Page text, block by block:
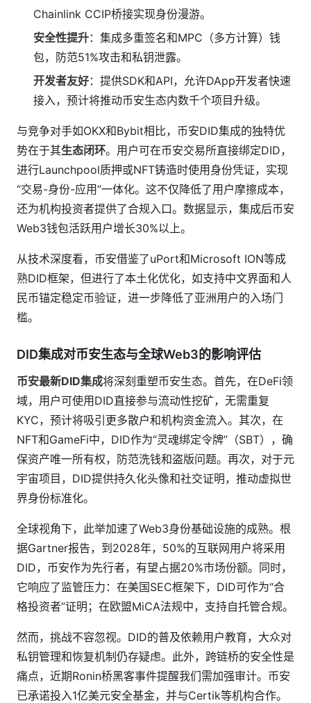
Chainlink CCIP桥接实现身份漫游。
安全性提升：集成多重签名和MPC（多方计算）钱
包，防范51%攻击和私钥泄露。
开发者友好：提供SDK和API，允许DApp开发者快速
接入，预计将推动币安生态内数千个项目升级。
与竞争对手如OKX和Bybit相比，币安DID集成的独特优
势在于其生态闭环。用户可在币安交易所直接绑定DID，
进行Launchpool质押或NFT铸造时使用身份凭证，实现
“交易-身份-应用”一体化。这不仅降低了用户摩擦成本，
还为机构投资者提供了合规入口。数据显示，集成后币安
Web3钱包活跃用户增长30%以上。
从技术深度看，币安借鉴了uPort和Microsoft ION等成
熟DID框架，但进行了本土化优化，如支持中文界面和人
民币锚定稳定币验证，进一步降低了亚洲用户的入场门
槛。
DID集成对币安生态与全球Web3的影响评估
币安最新DID集成将深刻重塑币安生态。首先，在DeFi领
域，用户可使用DID直接参与流动性挖矿，无需重复
KYC，预计将吸引更多散户和机构资金流入。其次，在
NFT和GameFi中，DID作为“灵魂绑定令牌”（SBT），确
保资产唯一所有权，防范洗钱和盗版问题。再次，对于元
宇宙项目，DID提供持久化头像和社交证明，推动虚拟世
界身份标准化。
全球视角下，此举加速了Web3身份基础设施的成熟。根
据Gartner报告，到2028年，50%的互联网用户将采用
DID，币安作为先行者，有望占据20%市场份额。同时，
它响应了监管压力：在美国SEC框架下，DID可作为“合
格投资者”证明；在欧盟MiCA法规中，支持自托管合规。
然而，挑战不容忽视。DID的普及依赖用户教育，大众对
私钥管理和恢复机制仍存疑虑。此外，跨链桥的安全性是
痛点，近期Ronin桥黑客事件提醒我们需加强审计。币安
已承诺投入1亿美元安全基金，并与Certik等机构合作。